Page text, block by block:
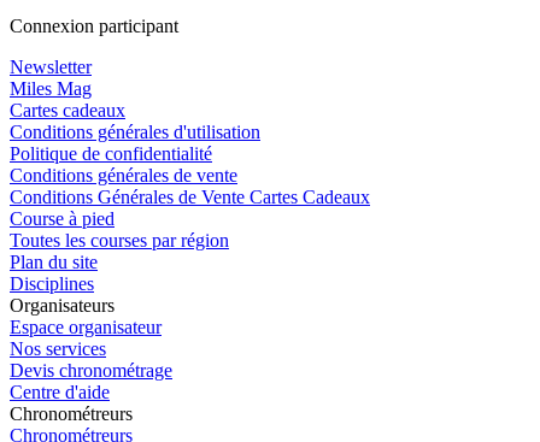
Connexion participant
Newsletter
Miles Mag
Cartes cadeaux
Conditions générales d'utilisation
Politique de confidentialité
Conditions générales de vente
Conditions Générales de Vente Cartes Cadeaux
Course à pied
Toutes les courses par région
Plan du site
Disciplines
Organisateurs
Espace organisateur
Nos services
Devis chronométrage
Centre d'aide
Chronométreurs
Chronométreurs